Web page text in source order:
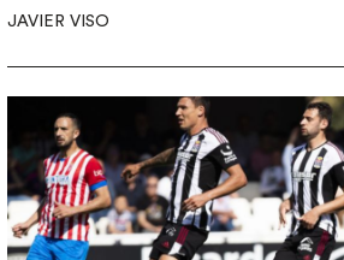
JAVIER VISO